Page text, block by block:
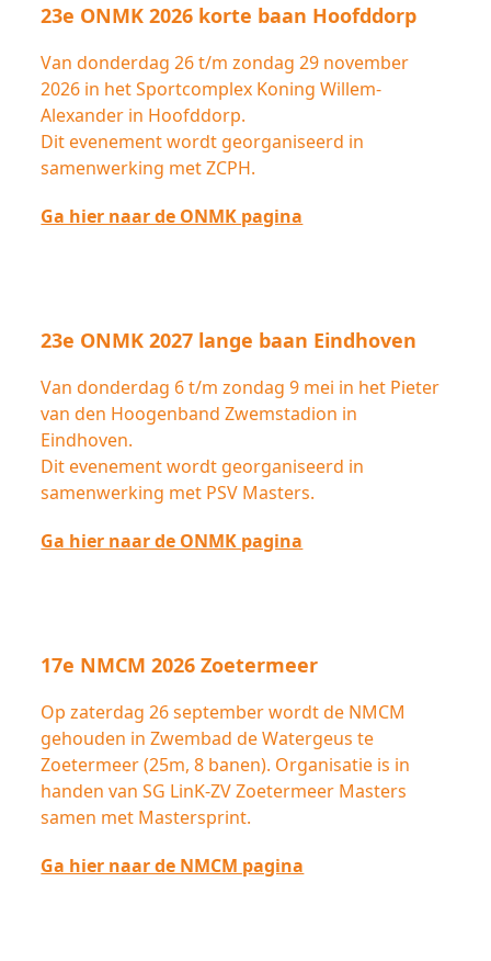
23e ONMK 2026 korte baan Hoofddorp
Van donderdag 26 t/m zondag 29 november
2026 in het Sportcomplex Koning Willem-
Alexander in Hoofddorp.
Dit evenement wordt georganiseerd in
samenwerking met ZCPH.
Ga hier naar de ONMK pagina
23e ONMK 2027 lange baan Eindhoven
Van donderdag 6 t/m zondag 9 mei in het Pieter
van den Hoogenband Zwemstadion in
Eindhoven.
Dit evenement wordt georganiseerd in
samenwerking met PSV Masters.
Ga hier naar de ONMK pagina
17e NMCM 2026 Zoetermeer
Op zaterdag 26 september wordt de NMCM
gehouden in Zwembad de Watergeus te
Zoetermeer (25m, 8 banen). Organisatie is in
handen van SG LinK-ZV Zoetermeer Masters
samen met Mastersprint.
Ga hier naar de NMCM pagina